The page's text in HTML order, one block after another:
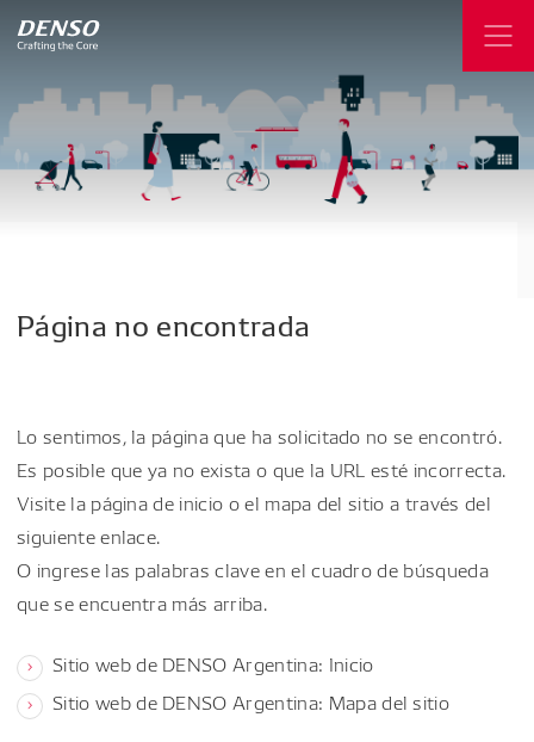
Página no encontrada
Lo sentimos, la página que ha solicitado no se encontró.
Es posible que ya no exista o que la URL esté incorrecta.
Visite la página de inicio o el mapa del sitio a través del
siguiente enlace.
O ingrese las palabras clave en el cuadro de búsqueda
que se encuentra más arriba.
Sitio web de DENSO Argentina: Inicio
Sitio web de DENSO Argentina: Mapa del sitio